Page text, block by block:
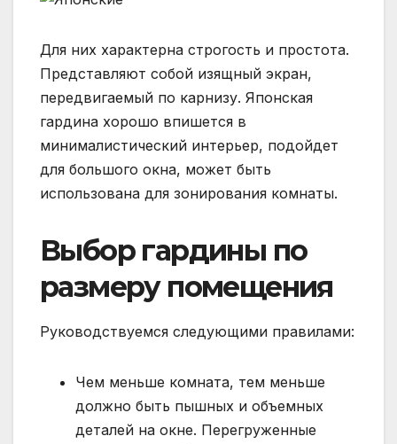
Для них характерна строгость и простота.
Представляют собой изящный экран,
передвигаемый по карнизу. Японская
гардина хорошо впишется в
минималистический интерьер, подойдет
для большого окна, может быть
использована для зонирования комнаты.
Выбор гардины по
размеру помещения
Руководствуемся следующими правилами:
Чем меньше комната, тем меньше
должно быть пышных и объемных
деталей на окне. Перегруженные